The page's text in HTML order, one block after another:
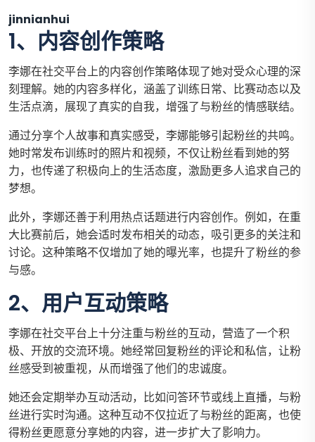
jinnianhui
1、内容创作策略
李娜在社交平台上的内容创作策略体现了她对受众心理的深
刻理解。她的内容多样化，涵盖了训练日常、比赛动态以及
生活点滴，展现了真实的自我，增强了与粉丝的情感联结。
通过分享个人故事和真实感受，李娜能够引起粉丝的共鸣。
她时常发布训练时的照片和视频，不仅让粉丝看到她的努
力，也传递了积极向上的生活态度，激励更多人追求自己的
梦想。
此外，李娜还善于利用热点话题进行内容创作。例如，在重
大比赛前后，她会适时发布相关的动态，吸引更多的关注和
讨论。这种策略不仅增加了她的曝光率，也提升了粉丝的参
与感。
2、用户互动策略
李娜在社交平台上十分注重与粉丝的互动，营造了一个积
极、开放的交流环境。她经常回复粉丝的评论和私信，让粉
丝感受到被重视，从而增强了他们的忠诚度。
她还会定期举办互动活动，比如问答环节或线上直播，与粉
丝进行实时沟通。这种互动不仅拉近了与粉丝的距离，也使
得粉丝更愿意分享她的内容，进一步扩大了影响力。